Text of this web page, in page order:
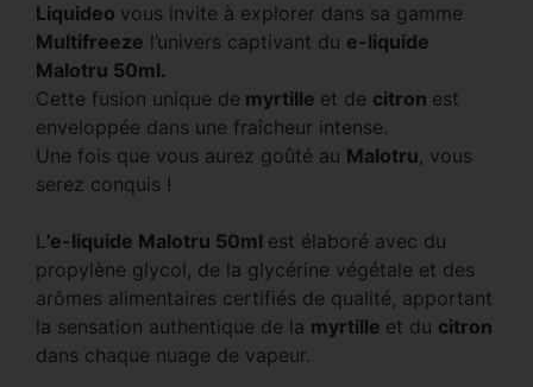
Liquideo vous invite à explorer dans sa gamme
Multifreeze l’univers captivant du e-liquide
Malotru 50ml.
Cette fusion unique de myrtille et de citron est
enveloppée dans une fraîcheur intense.
Une fois que vous aurez goûté au Malotru, vous
serez conquis !
L’e-liquide Malotru 50ml est élaboré avec du
propylène glycol, de la glycérine végétale et des
arômes alimentaires certifiés de qualité, apportant
la sensation authentique de la myrtille et du citron
dans chaque nuage de vapeur.